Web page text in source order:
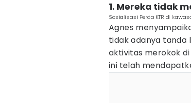
1. Mereka tidak
Sosialisasi Perda KTR di
Agnes
tidak adanya tanda
aktivitas merokok
ini telah